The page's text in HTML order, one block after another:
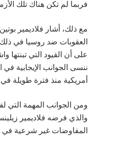
فربما لم تكن هناك تلك
العقوبات ضد روسيا في
على أن القيود التي تبنتها
أمريكية منذ فترة طويلة في
ومن الجوانب المهمة التي
المفاوضات غير شرعية في